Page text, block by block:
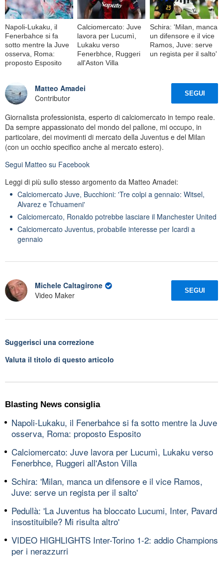
Napoli-Lukaku, il
Fenerbahce si fa
sotto mentre la Juve
osserva, Roma:
proposto Esposito
Calciomercato: Juve
lavora per Lucumì,
Lukaku verso
Fenerbhce, Ruggeri
all'Aston Villa
Schira: 'Milan, manca
un difensore e il vice
Ramos, Juve: serve
un regista per il salto'
Matteo Amadei
Contributor
SEGUI
Giornalista professionista, esperto di calciomercato in tempo reale.
Da sempre appassionato del mondo del pallone, mi occupo, in
particolare, dei movimenti di mercato della Juventus e del Milan
(con un occhio specifico anche al mercato estero).
Segui Matteo su Facebook
Leggi di più sullo stesso argomento da Matteo Amadei:
Calciomercato Juve, Bucchioni: 'Tre colpi a gennaio: Witsel,
Alvarez e Tchuameni'
Calciomercato, Ronaldo potrebbe lasciare il Manchester United
Calciomercato Juventus, probabile interesse per Icardi a
gennaio
Michele Caltagirone
Video Maker
SEGUI
Suggerisci una correzione
Valuta il titolo di questo articolo
Blasting News consiglia
Napoli-Lukaku, il Fenerbahce si fa sotto mentre la Juve
osserva, Roma: proposto Esposito
Calciomercato: Juve lavora per Lucumì, Lukaku verso
Fenerbhce, Ruggeri all'Aston Villa
Schira: 'Milan, manca un difensore e il vice Ramos,
Juve: serve un regista per il salto'
Pedullà: 'La Juventus ha bloccato Lucumi, Inter, Pavard
insostituibile? Mi risulta altro'
VIDEO HIGHLIGHTS Inter-Torino 1-2: addio Champions
per i nerazzurri